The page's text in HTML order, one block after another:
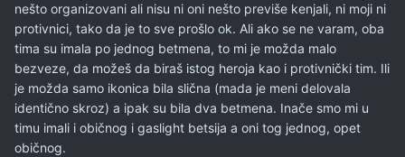
nešto organizovani ali nisu ni oni nešto previše kenjali, ni moji ni
protivnici, tako da je to sve prošlo ok. Ali ako se ne varam, oba
tima su imala po jednog betmena, to mi je možda malo
bezveze, da možeš da biraš istog heroja kao i protivnički tim. Ili
je možda samo ikonica bila slična (mada je meni delovala
identično skroz) a ipak su bila dva betmena. Inače smo mi u
timu imali i običnog i gaslight betsija a oni tog jednog, opet
običnog.